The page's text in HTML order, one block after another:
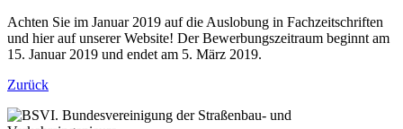
Achten Sie im Januar 2019 auf die Auslobung in Fachzeitschriften
und hier auf unserer Website! Der Bewerbungszeitraum beginnt am
15. Januar 2019 und endet am 5. März 2019.
Zurück